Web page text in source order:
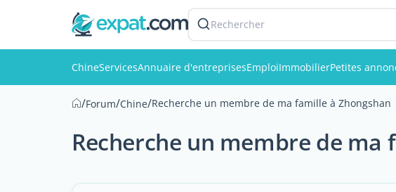
Rechercher
ChineServicesAnnuaire d'entreprisesEmploiImmobilierPetites
/Forum/Chine/Recherche un membre de ma famille à Zhongshan
Recherche un membre de ma